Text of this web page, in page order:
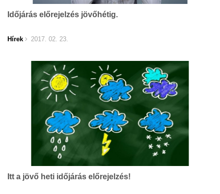
Időjárás előrejelzés jövőhétig.
Hírek 2017. 02. 23.
Itt a jövő heti időjárás előrejelzés!